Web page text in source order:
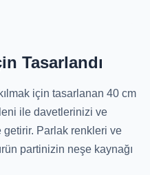
Tasarlandı
için tasarlanan 40 cm
ile davetlerinizi ve
getirir. Parlak renkleri ve
partinizin neşe kaynağı